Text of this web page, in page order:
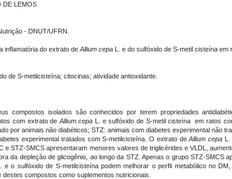
DE LEMOS
- DNUT/UFRN.
inflamatória do extrato de Allium cepa L. e do sulfóxido de S-metil cisteína
de S-metilcisteína; citocinas; atividade antioxidante.
compostos isolados são conhecidos por terem propriedades
com extrato de Allium cepa L. e sulfóxido de S-metil cisteína em ratos
por animais não diabéticos; STZ: animais com diabetes experimental não
experimental tratados com S-metilcisteína. O extrato deAllium cepa L.
e STZ-SMCS apresentaram menores valores de triglicérides e VLDL,
da depleção de glicogênio, ao longo da STZ. Apenas o grupo STZ-SMCS
e o sulfóxido de S-metilcisteína podem melhorar o perfil metabólico no
compostos como suplementos nutricionais.